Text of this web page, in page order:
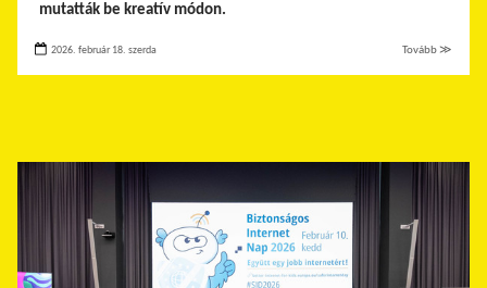
mutatták be kreatív módon.
2026. február 18. szerda Tovább ≫